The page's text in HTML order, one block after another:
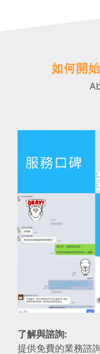
如何開
了解與諮詢:
提供免費的業務諮